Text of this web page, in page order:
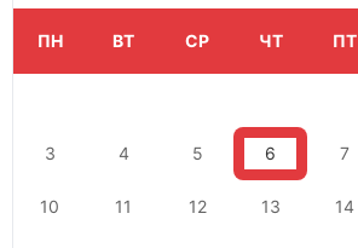
ПН ВТ СР ЧТ ПТ
3 4 5 6 7
10 11 12 13 14